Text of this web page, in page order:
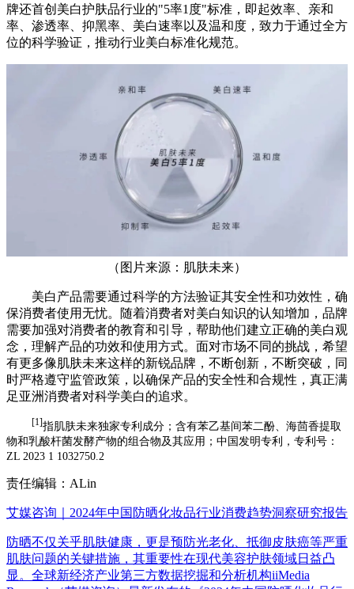
牌还首创美白护肤品行业的"5率1度"标准，即起效率、亲和
率、渗透率、抑黑率、美白速率以及温和度，致力于通过全方
位的科学验证，推动行业美白标准化规范。
（图片来源：肌肤未来）
美白产品需要通过科学的方法验证其安全性和功效性，确
保消费者使用无忧。随着消费者对美白知识的认知增加，品牌
需要加强对消费者的教育和引导，帮助他们建立正确的美白观
念，理解产品的功效和使用方式。面对市场不同的挑战，希望
有更多像肌肤未来这样的新锐品牌，不断创新，不断突破，同
时严格遵守监管政策，以确保产品的安全性和合规性，真正满
足亚洲消费者对科学美白的追求。
[1] 指肌肤未来独家专利成分；含有苯乙基间苯二酚、海茴香提取
物和乳酸杆菌发酵产物的组合物及其应用；中国发明专利，专利号：
ZL 2023 1 1032750.2
责任编辑：ALin
艾媒咨询｜2024年中国防晒化妆品行业消费趋势洞察研究报告
防晒不仅关乎肌肤健康，更是预防光老化、抵御皮肤癌等严重
肌肤问题的关键措施，其重要性在现代美容护肤领域日益凸
显。全球新经济产业第三方数据挖掘和分析机构iiMedia